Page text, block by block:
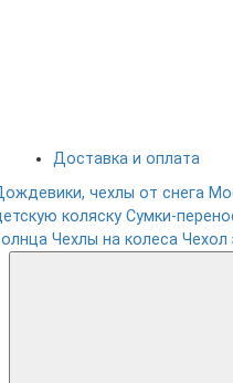
Доставка и оплата
чехлы от снега
коляску Сумки-
Чехлы на колеса Чехол